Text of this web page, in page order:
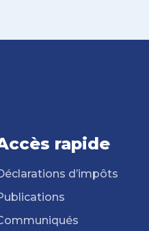
rapide
d’impôts